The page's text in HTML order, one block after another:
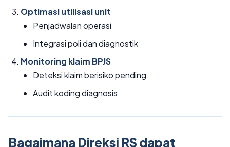
Optimasi utilisasi unit
Penjadwalan operasi
Integrasi poli dan diagnostik
Monitoring klaim BPJS
Deteksi klaim berisiko pending
Audit koding diagnosis
Bagaimana Direksi RS dapat